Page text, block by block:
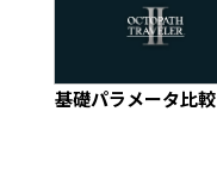
基礎パラメータ比較